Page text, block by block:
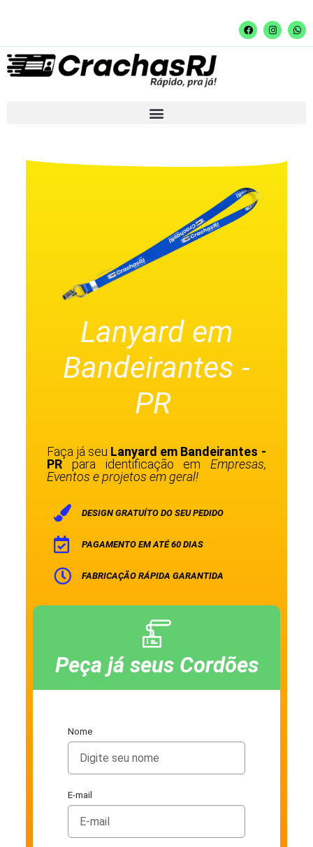
Lanyard em
Bandeirantes -
PR
Faça já seu Lanyard em Bandeirantes -
PR para identificação em Empresas,
Eventos e projetos em geral!
DESIGN GRATUÍTO DO SEU PEDIDO
PAGAMENTO EM ATÉ 60 DIAS
FABRICAÇÃO RÁPIDA GARANTIDA
Peça já seus Cordões
Nome
E-mail